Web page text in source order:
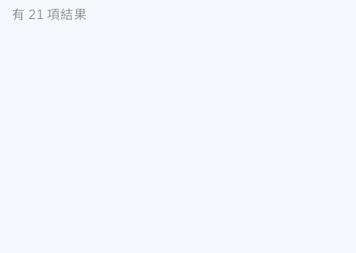
有 21 項結果